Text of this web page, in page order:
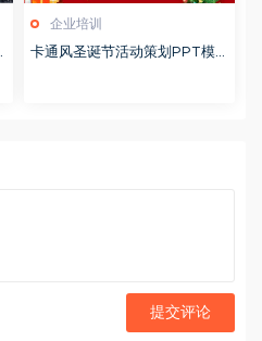
企业培训
卡通风圣诞节活动策划PPT模
提交评论